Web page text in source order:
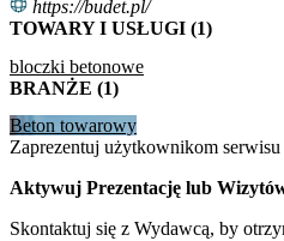
https://budet.pl/
TOWARY I USŁUGI (1)
bloczki betonowe
BRANŻE (1)
Beton towarowy
Zaprezentuj użytkownikom
Aktywuj Prezentację lub
Skontaktuj się z Wydawcą, by